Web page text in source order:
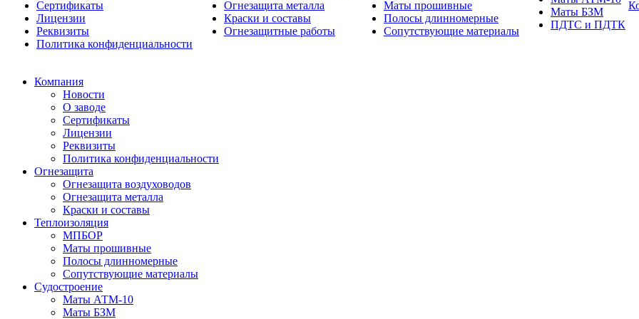
Сертификаты
Лицензии
Реквизиты
Политика конфиденциальности
Огнезащита металла
Краски и составы
Огнезащитные работы
Маты прошивные
Полосы длинномерные
Сопутствующие материалы
Маты БЗМ
ПДТС и ПДТК
Компания
Новости
О заводе
Сертификаты
Лицензии
Реквизиты
Политика конфиденциальности
Огнезащита
Огнезащита воздуховодов
Огнезащита металла
Краски и составы
Теплоизоляция
МПБОР
Маты прошивные
Полосы длинномерные
Сопутствующие материалы
Судостроение
Маты АТМ-10
Маты БЗМ